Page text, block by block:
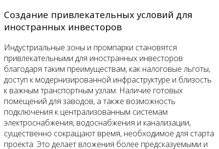
Создание привлекательных условий для
иностранных инвесторов
Индустриальные зоны и промпарки становятся
привлекательными для иностранных инвесторов
благодаря таким преимуществам, как налоговые льготы,
доступ к модернизированной инфраструктуре и близость
к важным транспортным узлам. Наличие готовых
помещений для заводов, а также возможность
подключения к централизованным системам
электроснабжения, водоснабжения и канализации,
существенно сокращают время, необходимое для старта
проекта. Это делает вложения более предсказуемыми и